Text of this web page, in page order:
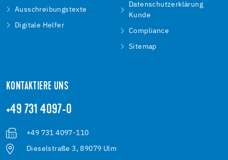
Ausschreibungstexte
Digitale Helfer
Datenschutzerklärung
Kunde
Compliance
Sitemap
KONTAKTIERE UNS
+49 731 4097-0
+49 731 4097-110
Dieselstraße 3, 89079 Ulm